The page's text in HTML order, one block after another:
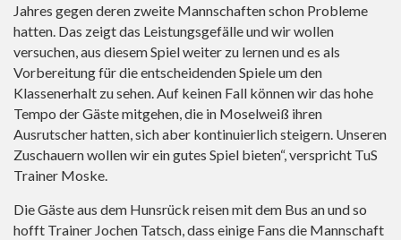
Jahres gegen deren zweite Mannschaften schon Probleme
hatten. Das zeigt das Leistungsgefälle und wir wollen
versuchen, aus diesem Spiel weiter zu lernen und es als
Vorbereitung für die entscheidenden Spiele um den
Klassenerhalt zu sehen. Auf keinen Fall können wir das hohe
Tempo der Gäste mitgehen, die in Moselweiß ihren
Ausrutscher hatten, sich aber kontinuierlich steigern. Unseren
Zuschauern wollen wir ein gutes Spiel bieten“, verspricht TuS
Trainer Moske.
Die Gäste aus dem Hunsrück reisen mit dem Bus an und so
hofft Trainer Jochen Tatsch, dass einige Fans die Mannschaft